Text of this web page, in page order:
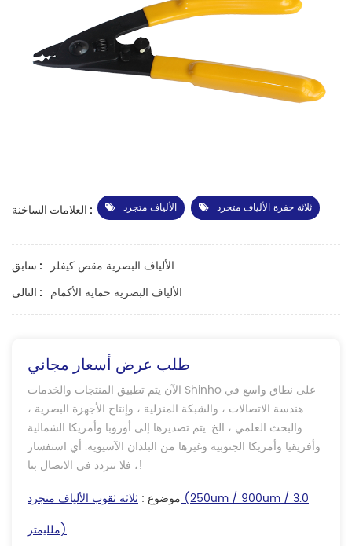
العلامات الساخنة : الألياف متجرد ثلاثة حفرة الألياف متجرد
سابق : الألياف البصرية مقص كيفلر
التالى : الألياف البصرية حماية الأكمام
طلب عرض أسعار مجاني
الآن يتم تطبيق المنتجات والخدمات Shinho على نطاق واسع في
هندسة الاتصالات ، والشبكة المنزلية ، وإنتاج الأجهزة البصرية ،
والبحث العلمي ، الخ. يتم تصديرها إلى أوروبا وأمريكا الشمالية
وأفريقيا وأمريكا الجنوبية وغيرها من البلدان الآسيوية. أي استفسار
، فلا تتردد في الاتصال بنا!
موضوع : ثلاثة ثقوب الألياف متجرد (250um / 900um / 3.0
ملليمتر)